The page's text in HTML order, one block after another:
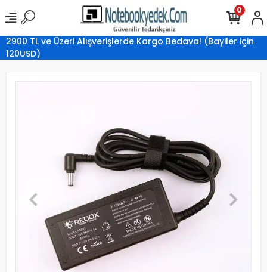
2900 TL ve Üzeri Alışverişlerde Kargo Bedava! (Bayiler için
120USD)
0